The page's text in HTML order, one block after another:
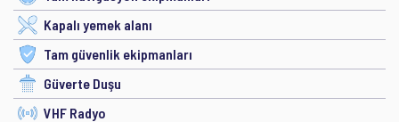
Kapalı yemek alanı
Tam güvenlik ekipmanları
Güverte Duşu
VHF Radyo